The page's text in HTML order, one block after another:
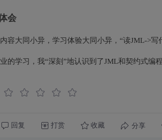
会
容大同小异，学习体验大同小异，“读JML->写
的学习，我“深刻”地认识到了JML和契约式编
回复 打赏 收藏 分享